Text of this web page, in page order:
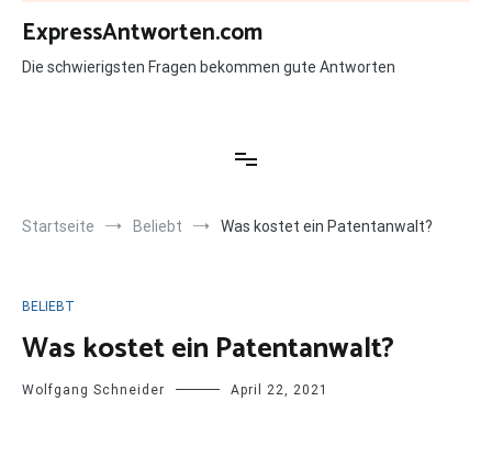
Zum
Inhalt
springen
ExpressAntworten.com
Die schwierigsten Fragen bekommen gute Antworten
Startseite Beliebt Was kostet ein Patentanwalt?
BELIEBT
Was kostet ein Patentanwalt?
Wolfgang Schneider April 22, 2021